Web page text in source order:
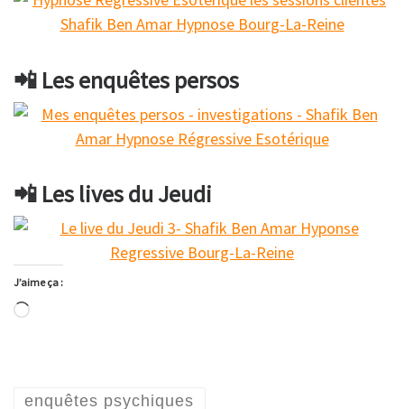
📲 Les enquêtes persos
📲 Les lives du Jeudi
J’aime ça :
Chargement…
enquêtes psychiques